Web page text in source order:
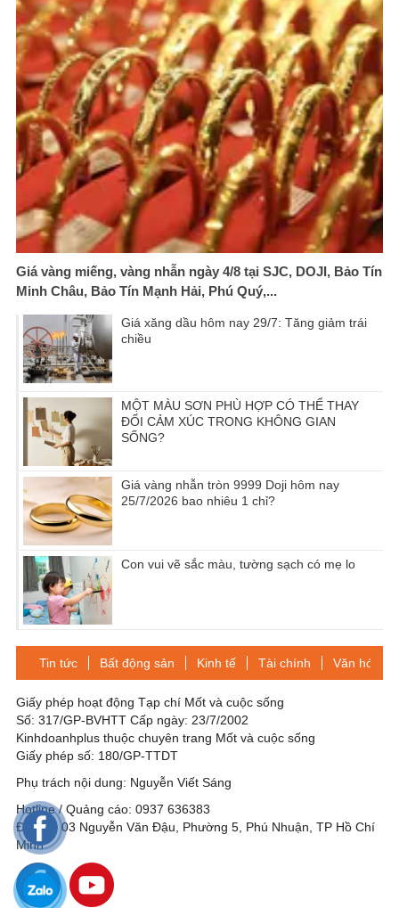
Giá vàng miếng, vàng nhẫn ngày 4/8 tại SJC, DOJI, Bảo Tín
Minh Châu, Bảo Tín Mạnh Hải, Phú Quý,...
Giá xăng dầu hôm nay 29/7: Tăng giảm trái
chiều
MỘT MÀU SƠN PHÙ HỢP CÓ THỂ THAY
ĐỔI CẢM XÚC TRONG KHÔNG GIAN
SỐNG?
Giá vàng nhẫn tròn 9999 Doji hôm nay
25/7/2026 bao nhiêu 1 chỉ?
Con vui vẽ sắc màu, tường sạch có mẹ lo
Tin tức Bất động sản Kinh tế Tài chính Văn hóa-
Giấy phép hoạt động Tạp chí Mốt và cuộc sống
Số: 317/GP-BVHTT Cấp ngày: 23/7/2002
Kinhdoanhplus thuộc chuyên trang Mốt và cuộc sống
Giấy phép số: 180/GP-TTDT
Phụ trách nội dung: Nguyễn Viết Sáng
Hotline / Quảng cáo: 0937 636383
Địa chỉ: 03 Nguyễn Văn Đậu, Phường 5, Phú Nhuận, TP Hồ Chí
Minh